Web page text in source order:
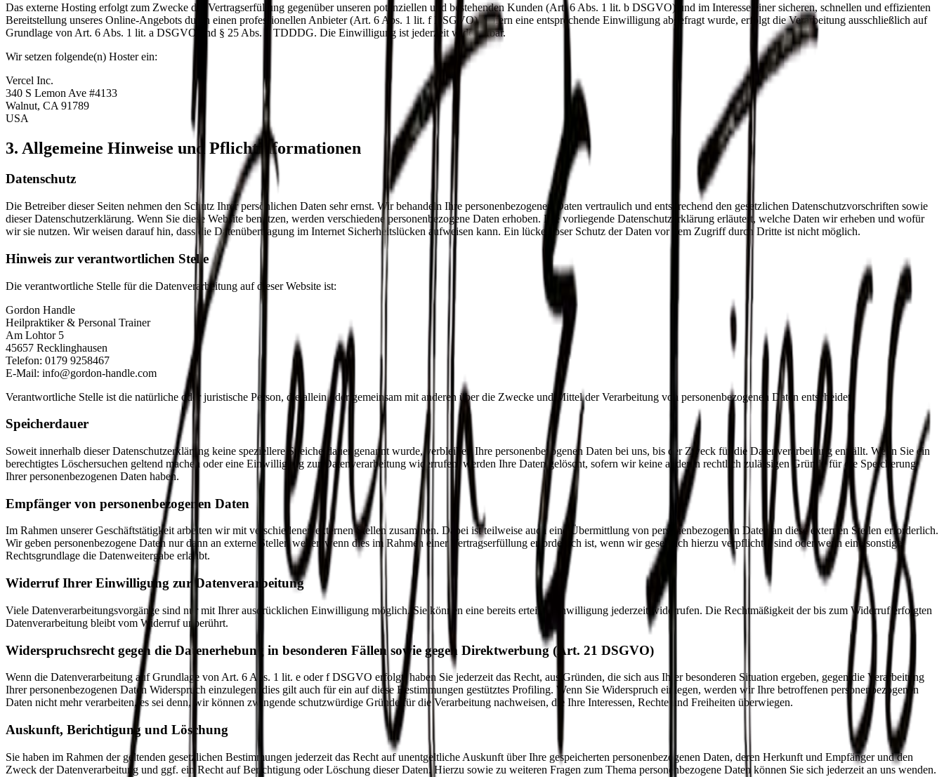
Das externe Hosting erfolgt zum Zwecke der Vertragserfüllung gegenüber unseren potenziellen und bestehenden Kunden (Art. 6 Abs. 1 lit. b DSGVO) und im Interesse einer sicheren, schnellen und effizienten
Bereitstellung unseres Online-Angebots durch einen professionellen Anbieter (Art. 6 Abs. 1 lit. f DSGVO). Sofern eine entsprechende Einwilligung abgefragt wurde, erfolgt die Verarbeitung ausschließlich auf
Grundlage von Art. 6 Abs. 1 lit. a DSGVO und § 25 Abs. 1 TDDDG. Die Einwilligung ist jederzeit widerrufbar.
Wir setzen folgende(n) Hoster ein:
Vercel Inc.
340 S Lemon Ave #4133
Walnut, CA 91789
USA
3. Allgemeine Hinweise und Pflichtinformationen
Datenschutz
Die Betreiber dieser Seiten nehmen den Schutz Ihrer persönlichen Daten sehr ernst. Wir behandeln Ihre personenbezogenen Daten vertraulich und entsprechend den gesetzlichen Datenschutzvorschriften sowie
dieser Datenschutzerklärung. Wenn Sie diese Website benutzen, werden verschiedene personenbezogene Daten erhoben. Die vorliegende Datenschutzerklärung erläutert, welche Daten wir erheben und wofür
wir sie nutzen. Wir weisen darauf hin, dass die Datenübertragung im Internet Sicherheitslücken aufweisen kann. Ein lückenloser Schutz der Daten vor dem Zugriff durch Dritte ist nicht möglich.
Hinweis zur verantwortlichen Stelle
Die verantwortliche Stelle für die Datenverarbeitung auf dieser Website ist:
Gordon Handle
Heilpraktiker & Personal Trainer
Am Lohtor 5
45657 Recklinghausen
Telefon: 0179 9258467
E-Mail: info@gordon-handle.com
Verantwortliche Stelle ist die natürliche oder juristische Person, die allein oder gemeinsam mit anderen über die Zwecke und Mittel der Verarbeitung von personenbezogenen Daten entscheidet.
Speicherdauer
Soweit innerhalb dieser Datenschutzerklärung keine speziellere Speicherdauer genannt wurde, verbleiben Ihre personenbezogenen Daten bei uns, bis der Zweck für die Datenverarbeitung entfällt. Wenn Sie ein
berechtigtes Löschersuchen geltend machen oder eine Einwilligung zur Datenverarbeitung widerrufen, werden Ihre Daten gelöscht, sofern wir keine anderen rechtlich zulässigen Gründe für die Speicherung
Ihrer personenbezogenen Daten haben.
Empfänger von personenbezogenen Daten
Im Rahmen unserer Geschäftstätigkeit arbeiten wir mit verschiedenen externen Stellen zusammen. Dabei ist teilweise auch eine Übermittlung von personenbezogenen Daten an diese externen Stellen erforderlich.
Wir geben personenbezogene Daten nur dann an externe Stellen weiter, wenn dies im Rahmen einer Vertragserfüllung erforderlich ist, wenn wir gesetzlich hierzu verpflichtet sind oder wenn eine sonstige
Rechtsgrundlage die Datenweitergabe erlaubt.
Widerruf Ihrer Einwilligung zur Datenverarbeitung
Viele Datenverarbeitungsvorgänge sind nur mit Ihrer ausdrücklichen Einwilligung möglich. Sie können eine bereits erteilte Einwilligung jederzeit widerrufen. Die Rechtmäßigkeit der bis zum Widerruf erfolgten
Datenverarbeitung bleibt vom Widerruf unberührt.
Widerspruchsrecht gegen die Datenerhebung in besonderen Fällen sowie gegen Direktwerbung (Art. 21 DSGVO)
Wenn die Datenverarbeitung auf Grundlage von Art. 6 Abs. 1 lit. e oder f DSGVO erfolgt, haben Sie jederzeit das Recht, aus Gründen, die sich aus Ihrer besonderen Situation ergeben, gegen die Verarbeitung
Ihrer personenbezogenen Daten Widerspruch einzulegen; dies gilt auch für ein auf diese Bestimmungen gestütztes Profiling. Wenn Sie Widerspruch einlegen, werden wir Ihre betroffenen personenbezogenen
Daten nicht mehr verarbeiten, es sei denn, wir können zwingende schutzwürdige Gründe für die Verarbeitung nachweisen, die Ihre Interessen, Rechte und Freiheiten überwiegen.
Auskunft, Berichtigung und Löschung
Sie haben im Rahmen der geltenden gesetzlichen Bestimmungen jederzeit das Recht auf unentgeltliche Auskunft über Ihre gespeicherten personenbezogenen Daten, deren Herkunft und Empfänger und den
Zweck der Datenverarbeitung und ggf. ein Recht auf Berichtigung oder Löschung dieser Daten. Hierzu sowie zu weiteren Fragen zum Thema personenbezogene Daten können Sie sich jederzeit an uns wenden.